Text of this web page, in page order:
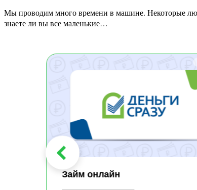
Мы проводим много времени в машине. Некоторые люди больше не могут обходиться без своего автомобиля, настолько жизненно важна его полезность, символ свободы и практичности. Но
знаете ли вы все маленькие…
Займ онлайн